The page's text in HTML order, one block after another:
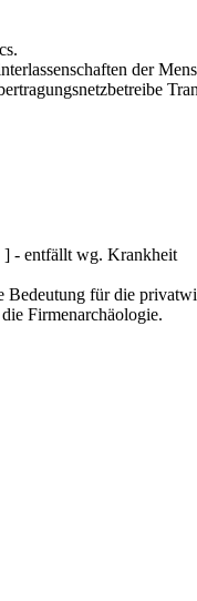
der
- entfällt wg. Krankheit
für die
Firmenarchäologie.